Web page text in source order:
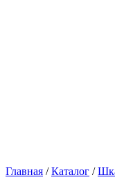
Главная /Каталог /